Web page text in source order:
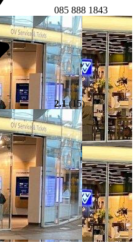
085 888 1843
2.1(15)